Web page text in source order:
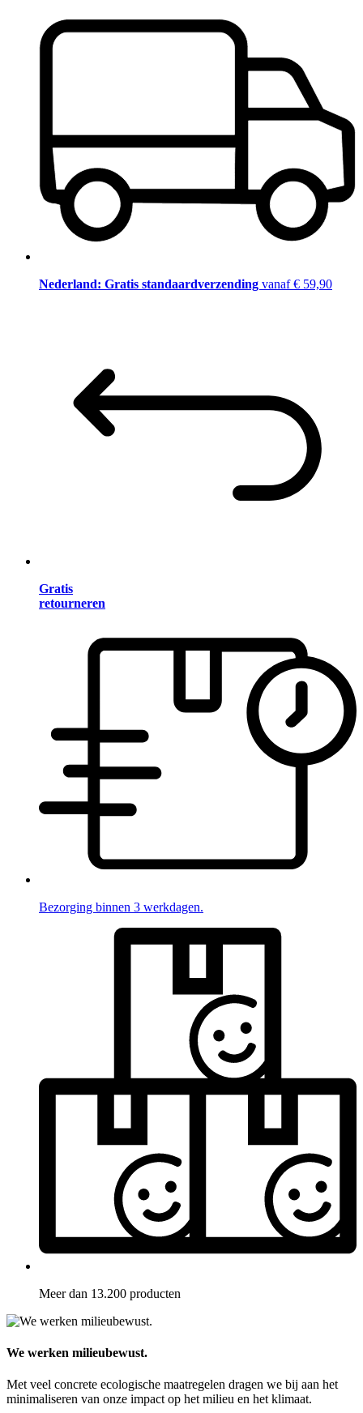
Nederland: Gratis standaardverzending vanaf € 59,90
Gratis
retourneren
Bezorging binnen 3 werkdagen.
Meer dan 13.200 producten
We werken milieubewust.
Met veel concrete ecologische maatregelen dragen we bij aan het
minimaliseren van onze impact op het milieu en het klimaat.